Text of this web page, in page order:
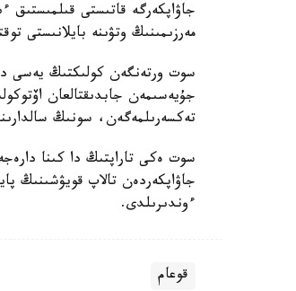
جاۋاپكەرگە قاتىستى قىلمىستىق
مەرزىمىنىڭ وتۋىنە بايلانىستى
سوت ورتەنگەن كولىكتىڭ يەسى دە
جۇيەسىمەن جابدىقتالعان
تەكسەرىلمەگەن، سونىڭ
سوت ەكى تاراپتىڭ دا كىنا
ءوندىرىلدى.
قوعام